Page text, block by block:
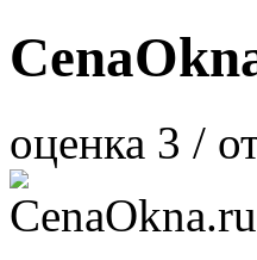
оценка 3 /